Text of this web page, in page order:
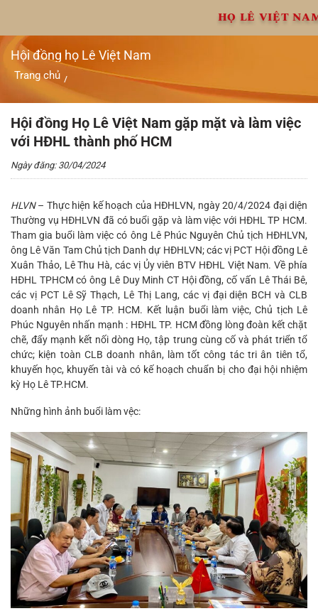
nội
dung
HỌ LÊ VIỆT
Hội đồng họ Lê Việt Nam
Trang chủ /
Hội đồng Họ Lê Việt Nam gặp mặt và làm việc với HĐHL
thành phố HCM
Hội đồng Họ Lê Việt Nam gặp mặt và làm việc
với HĐHL thành phố HCM
Ngày đăng: 30/04/2024
HLVN– Thực hiện kế hoạch của HĐHLVN, ngày 20/4/2024 đại diện
Thường vụ HĐHLVN đã có buổi gặp và làm việc với HĐHL TP HCM.
Tham gia buổi làm việc có ông Lê Phúc Nguyên Chủ tịch HĐHLVN,
ông Lê Văn Tam Chủ tịch Danh dự HĐHLVN; các vị PCT Hội đồng Lê
Xuân Thảo, Lê Thu Hà, các vị Ủy viên BTV HĐHL Việt Nam. Về phía
HĐHL TPHCM có ông Lê Duy Minh CT Hội đồng, cố vấn Lê Thái Bê,
các vị PCT Lê Sỹ Thạch, Lê Thị Lang, các vị đại diện BCH và CLB
doanh nhân Họ Lê TP. HCM. Kết luận buổi làm việc, Chủ tịch Lê
Phúc Nguyên nhấn mạnh : HĐHL TP. HCM đồng lòng đoàn kết chặt
chẽ, đẩy mạnh kết nối dòng Họ, tập trung cùng cố và phát triển tổ
chức; kiện toàn CLB doanh nhân, làm tốt công tác tri ân tiên tổ,
khuyến học, khuyến tài và có kế hoạch chuẩn bị cho đại hội nhiệm
kỳ Họ Lê TP.HCM.
Những hình ảnh buổi làm vệc: